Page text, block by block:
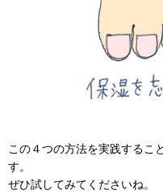
この４つの方法を実践するこ
す。
ぜひ試してみてくださいね。